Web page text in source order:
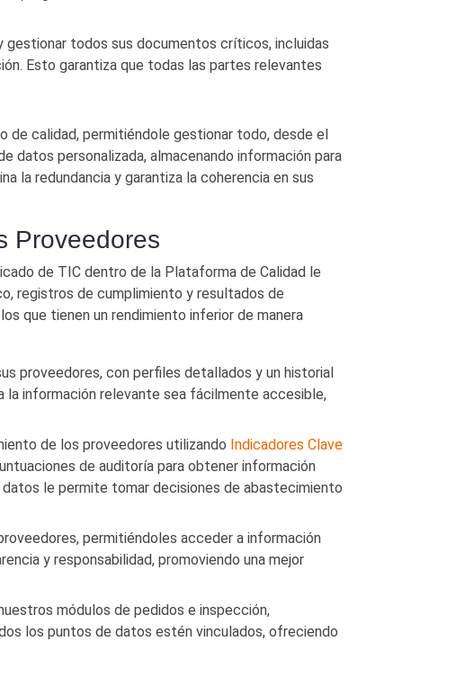
gestionar todos sus documentos críticos, incluidas
Esto garantiza que todas las partes relevantes
de calidad, permitiéndole gestionar todo, desde el
datos personalizada, almacenando información para
la redundancia y garantiza la coherencia en sus
Proveedores
de TIC dentro de la Plataforma de Calidad le
registros de cumplimiento y resultados de
que tienen un rendimiento inferior de manera
proveedores, con perfiles detallados y un historial
información relevante sea fácilmente accesible,
de los proveedores utilizando Indicadores Clave
de auditoría para obtener información
le permite tomar decisiones de abastecimiento
permitiéndoles acceder a información
y responsabilidad, promoviendo una mejor
módulos de pedidos e inspección,
los puntos de datos estén vinculados, ofreciendo